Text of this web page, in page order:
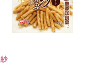
紗